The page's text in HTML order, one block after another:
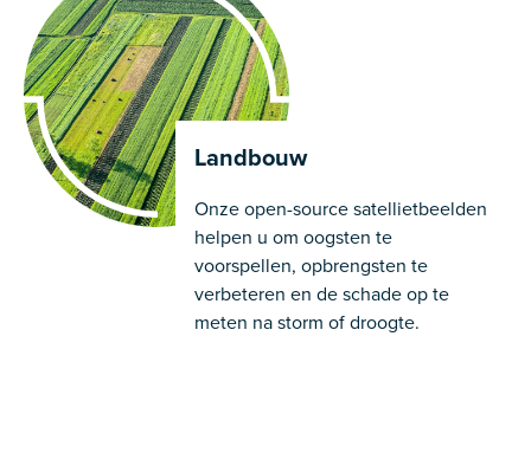
Landbouw
Onze open-source satellietbeelden
helpen u om oogsten te
voorspellen, opbrengsten te
verbeteren en de schade op te
meten na storm of droogte.